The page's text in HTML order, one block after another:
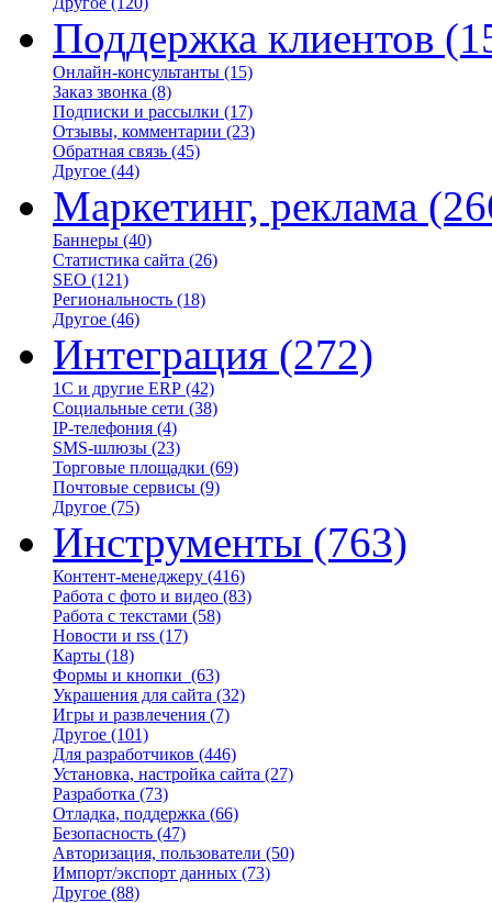
Поддержка клиентов
Онлайн-консультанты (15)
Заказ звонка (8)
Подписки и рассылки (17)
Отзывы, комментарии (23)
Обратная связь (45)
Другое (44)
Маркетинг, реклама
Баннеры (40)
Статистика сайта (26)
SEO (121)
Региональность (18)
Другое (46)
Интеграция (272)
1С и другие ERP (42)
Социальные сети (38)
IP-телефония (4)
SMS-шлюзы (23)
Торговые площадки (69)
Почтовые сервисы (9)
Другое (75)
Инструменты (763)
Контент-менеджеру (416)
Работа с фото и видео (83)
Работа с текстами (58)
Новости и rss (17)
Карты (18)
Формы и кнопки (63)
Украшения для сайта (32)
Игры и развлечения (7)
Другое (101)
Для разработчиков (446)
Установка, настройка сайта (27)
Разработка (73)
Отладка, поддержка (66)
Безопасность (47)
Авторизация, пользователи (50)
Импорт/экспорт данных (73)
Другое (88)